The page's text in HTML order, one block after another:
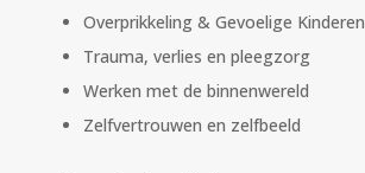
Overprikkeling & Gevoelige Kinderen
Trauma, verlies en pleegzorg
Werken met de binnenwereld
Zelfvertrouwen en zelfbeeld